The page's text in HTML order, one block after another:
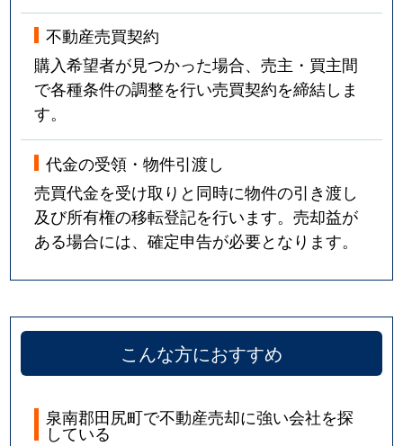
不動産売買契約
購入希望者が見つかった場合、売主・買主間
で各種条件の調整を行い売買契約を締結しま
す。
代金の受領・物件引渡し
売買代金を受け取りと同時に物件の引き渡し
及び所有権の移転登記を行います。売却益が
ある場合には、確定申告が必要となります。
こんな方におすすめ
泉南郡田尻町で不動産売却に強い会社を探
している